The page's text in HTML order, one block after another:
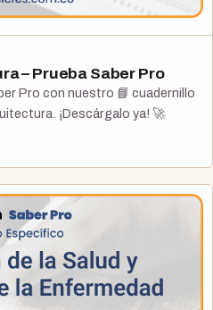
– Prueba Saber Pro
Pro con nuestro 📘 cuadernillo
¡Descárgalo ya! 🚀